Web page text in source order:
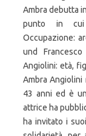
Ambra debutta
punto in cui
Occupazione:
und
Angiolini: età,
Ambra Angiolini
43 anni ed è
attrice ha
ha invitato i